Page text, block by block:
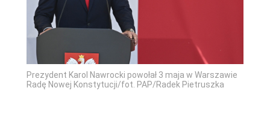
Prezydent Karol Nawrocki powołał 3 maja w Warszawie
Radę Nowej Konstytucji/fot. PAP/Radek Pietruszka